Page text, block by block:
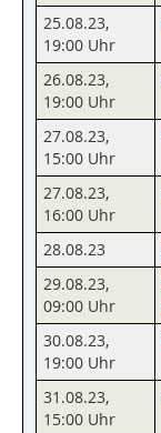
25.08.23,
19:00 Uhr
26.08.23,
19:00 Uhr
27.08.23,
15:00 Uhr
27.08.23,
16:00 Uhr
28.08.23
29.08.23,
09:00 Uhr
30.08.23,
19:00 Uhr
31.08.23,
15:00 Uhr